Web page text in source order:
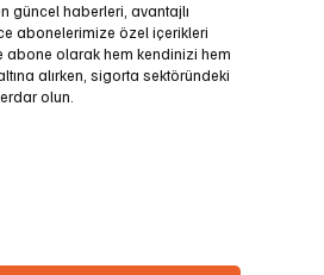
Şirketin Kendi İşidir
güncel haberleri, avantajlı
abonelerimize özel içerikleri
abone olarak hem kendinizi hem
alırken, sigorta sektöründeki
olun.